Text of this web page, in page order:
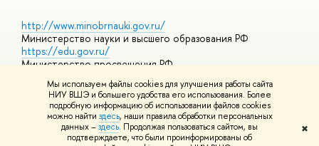
Мы используем файлы cookies для улучшения работы сайта
НИУ ВШЭ и большего удобства его использования. Более
подробную информацию об использовании файлов cookies
можно найти здесь, наши правила обработки персональных
данных –здесь. Продолжая пользоваться сайтом, вы
подтверждаете, что были проинформированы об
✖
http://www.minobrnauki.gov.ru/
Министерство науки и высшего образования РФ
https://edu.gov.ru/
Министерство просвещения РФ
https://elearning.hse.ru/mooc
Массовые открытые онлайн-курсы
© НИУ ВШЭ 1993–2026 Адреса и контактыУсловия
использования материалов Политика конфиденциальности